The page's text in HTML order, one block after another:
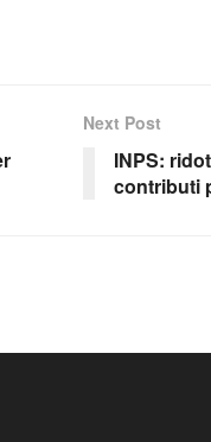
Next Post
INPS:
contributi